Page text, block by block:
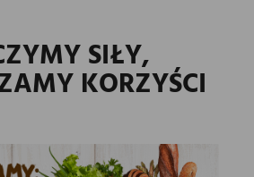
SIŁY,
KORZYŚCI